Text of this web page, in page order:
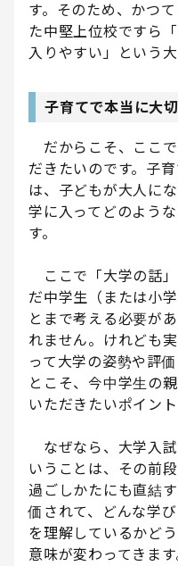
す。そのため、かつ
た中堅上位校ですら
入りやすい」という
子育てで本当に大
だからこそ、ここ
だきたいのです。子
は、子どもが大人に
学に入ってどのよう
す。
ここで「大学の話
だ中学生（または小
とまで考える必要が
れません。けれども
って大学の姿勢や評
とこそ、今中学生の
いただきたいポイント
なぜなら、大学入
いうことは、その前
過ごしかたにも直結
価されて、どんな学
を理解しているかど
意味が変わってきま